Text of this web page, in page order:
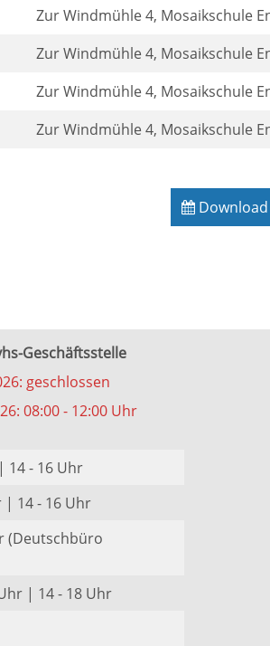
Zur Windmühle 4, Mosaikschule
Zur Windmühle 4, Mosaikschule
Zur Windmühle 4, Mosaikschule
Zur Windmühle 4, Mosaikschule
Geschäftsstelle
geschlossen
08:00 - 12:00 Uhr
14 - 16 Uhr
| 14 - 16 Uhr
(Deutschbüro
| 14 - 18 Uhr